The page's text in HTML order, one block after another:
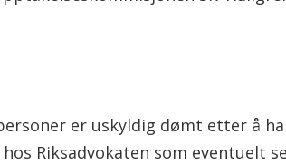
er uskyldig dømt etter å
Riksadvokaten som eventuelt